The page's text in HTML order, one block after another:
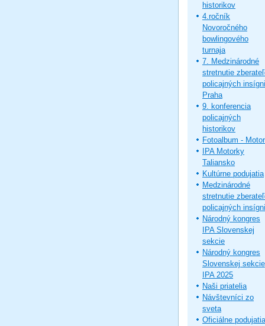
historikov
4.ročník
Novoročného
bowlingového
turnaja
7. Medzinárodné
stretnutie
policajných
Praha
9. konferencia
policajných
historikov
Fotoalbum -
IPA Motorky
Taliansko
Kultúrne podujatia
Medzinárodné
stretnutie
policajných
Národný kongres
IPA Slovenskej
sekcie
Národný kongres
Slovenskej sekcie
IPA 2025
Naši priatelia
Návštevníci zo
sveta
Oficiálne